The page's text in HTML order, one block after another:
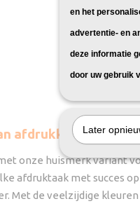
€ 24,95
afdrukken met HP
onze huismerk variant
afdruktaak met succes
Met de veelzijdige
en het
advertentie- en
deze informatie
door uw gebruik
Later